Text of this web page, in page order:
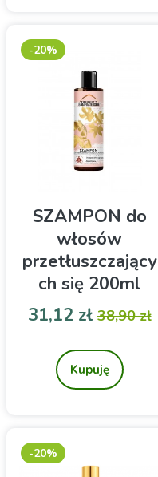
SZAMPON do
włosów
przetłuszczający
ch się 200ml
Produkty
Bonifraterskie
włosów włosów
przetłuszczających się z
tendencją do łupieżu
Cena
31,12 złCena
38,90 zł
Kupuję
-20%
-20%